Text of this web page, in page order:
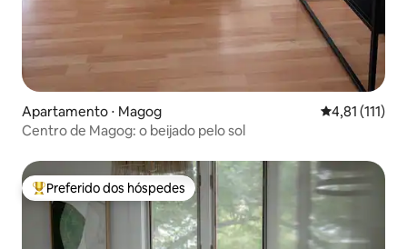
Apartamento ⋅ Magog 4,81 de uma
4,81 (111)
Centro de Magog: o beijado pelo sol
Entre os melhores preferidos dos hóspedes
Preferido dos hóspedes